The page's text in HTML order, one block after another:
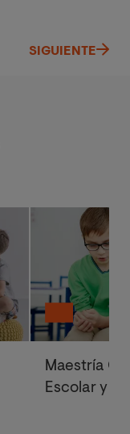
SIGUIENTE
Maestría
Escolar y